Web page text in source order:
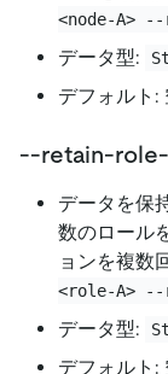
<node-A>
データ型:
デフォルト:
--retain-
データを保
数のロール
ョンを複数
<role-A>
データ型:
デフォルト: